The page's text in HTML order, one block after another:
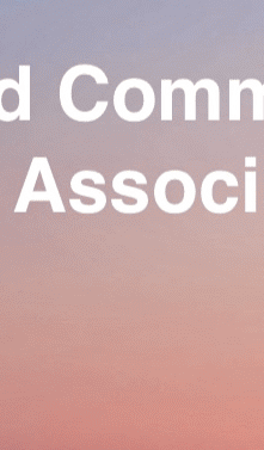
affichées
réseaux sociaux